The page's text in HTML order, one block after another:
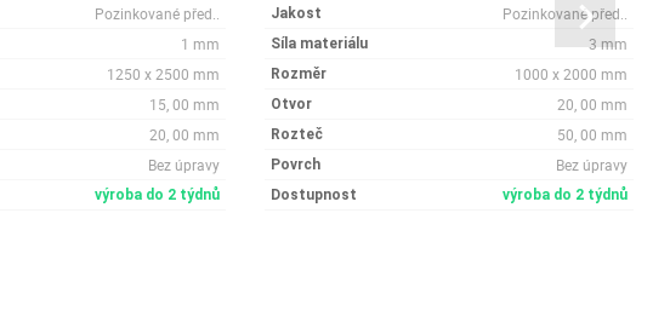
Pozinkované před..
1 mm
1250 x 2500 mm
15, 00 mm
20, 00 mm
Bez úpravy
výroba do 2 týdnů
Jakost Pozinkované před..
Síla materiálu 3 mm
Rozměr 1000 x 2000 mm
Otvor 20, 00 mm
Rozteč 50, 00 mm
Povrch Bez úpravy
Dostupnost výroba do 2 týdnů